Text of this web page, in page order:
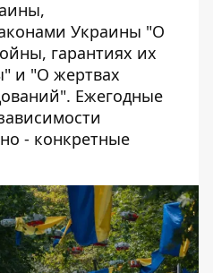
Украины "О
гарантиях их
и "О жертвах
Ежегодные
- конкретные